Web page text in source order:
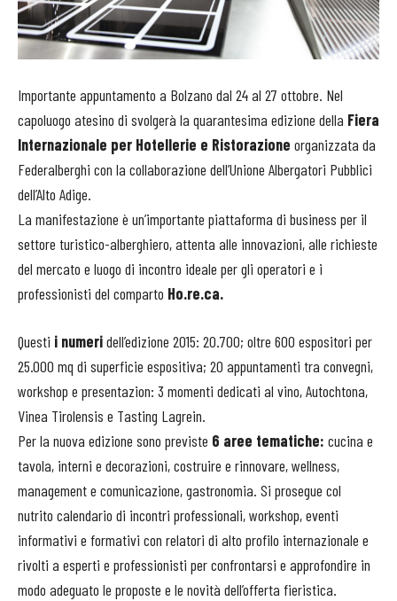
Importante appuntamento a Bolzano dal 24 al 27 ottobre. Nel
capoluogo atesino di svolgerà la quarantesima edizione della Fiera
Internazionale per Hotellerie e Ristorazione organizzata da
Federalberghi con la collaborazione dell’Unione Albergatori Pubblici
dell’Alto Adige.
La manifestazione è un’importante piattaforma di business per il
settore turistico-alberghiero, attenta alle innovazioni, alle richieste
del mercato e luogo di incontro ideale per gli operatori e i
professionisti del comparto Ho.re.ca.
Questi i numeridell’edizione 2015: 20.700; oltre 600 espositori per
25.000 mq di superficie espositiva; 20 appuntamenti tra convegni,
workshop e presentazion: 3 momenti dedicati al vino, Autochtona,
Vinea Tirolensis e Tasting Lagrein.
Per la nuova edizione sono previste 6 aree tematiche: cucina e
tavola, interni e decorazioni, costruire e rinnovare, wellness,
management e comunicazione, gastronomia. Si prosegue col
nutrito calendario di incontri professionali, workshop, eventi
informativi e formativi con relatori di alto profilo internazionale e
rivolti a esperti e professionisti per confrontarsi e approfondire in
modo adeguato le proposte e le novità dell’offerta fieristica.